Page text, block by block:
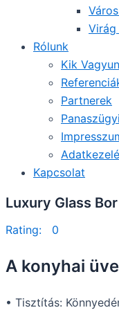
Rólunk
Kik
Partnerek
Kapcsolat
Luxury Glass
Rating: 0
A konyhai
• Tisztítás: